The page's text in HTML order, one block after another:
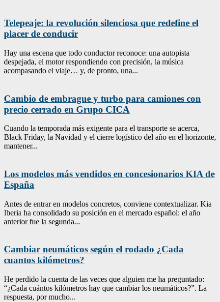
Telepeaje: la revolución silenciosa que redefine el
placer de conducir
Hay una escena que todo conductor reconoce: una autopista
despejada, el motor respondiendo con precisión, la música
acompasando el viaje… y, de pronto, una...
Cambio de embrague y turbo para camiones con
precio cerrado en Grupo CICA
Cuando la temporada más exigente para el transporte se acerca,
Black Friday, la Navidad y el cierre logístico del año en el horizonte,
mantener...
Los modelos más vendidos en concesionarios KIA de
España
Antes de entrar en modelos concretos, conviene contextualizar. Kia
Iberia ha consolidado su posición en el mercado español: el año
anterior fue la segunda...
Cambiar neumáticos según el rodado ¿Cada
cuantos kilómetros?
He perdido la cuenta de las veces que alguien me ha preguntado:
“¿Cada cuántos kilómetros hay que cambiar los neumáticos?”. La
respuesta, por mucho...